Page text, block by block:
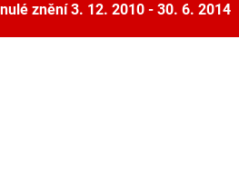
znění3. 12. 2010 - 30. 6. 2014